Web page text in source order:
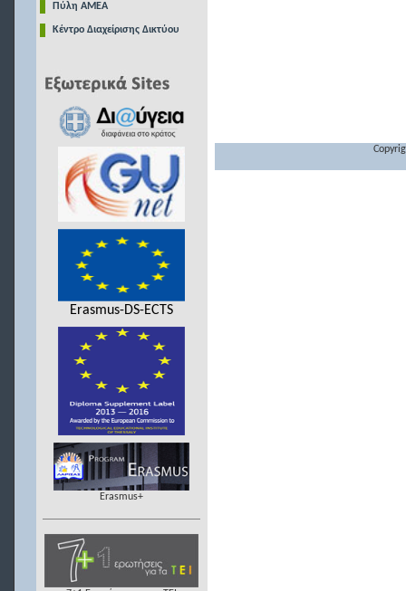
Πύλη ΑΜΕΑ
Κέντρο Διαχείρισης Δικτύου
Erasmus-DS-ECTS
Erasmus+